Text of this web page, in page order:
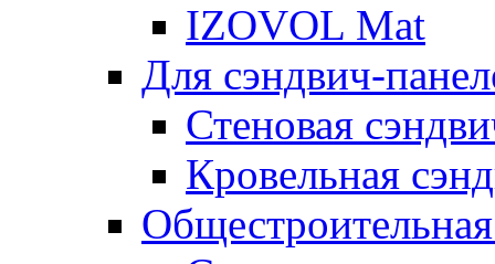
IZOVOL Mat
Для сэндвич-
Стеновая
Кровельная